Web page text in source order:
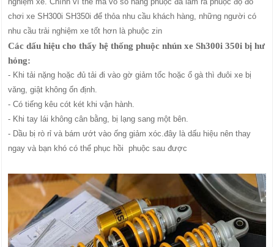
chơi xe SH300i SH350i để thỏa nhu cầu khách hàng, những người có
nhu cầu trải nghiệm xe tốt hơn là phuộc zin
Các dấu hiệu cho thấy hệ thống phuộc nhún xe Sh300i 350i bị hư
hỏng:
- Khi tải nặng hoặc đủ tải đi vào gờ giảm tốc hoặc ổ gà thì đuôi xe bị
văng, giật không ổn định.
- Có tiếng kêu cót két khi vận hành.
- Khi tay lái không cân bằng, bị lạng sang một bên.
- Dầu bị rò rỉ và bám ướt vào ống giảm xóc.đây là dấu hiệu nên thay
ngay và bạn khó có thể phục hồi phuộc sau được